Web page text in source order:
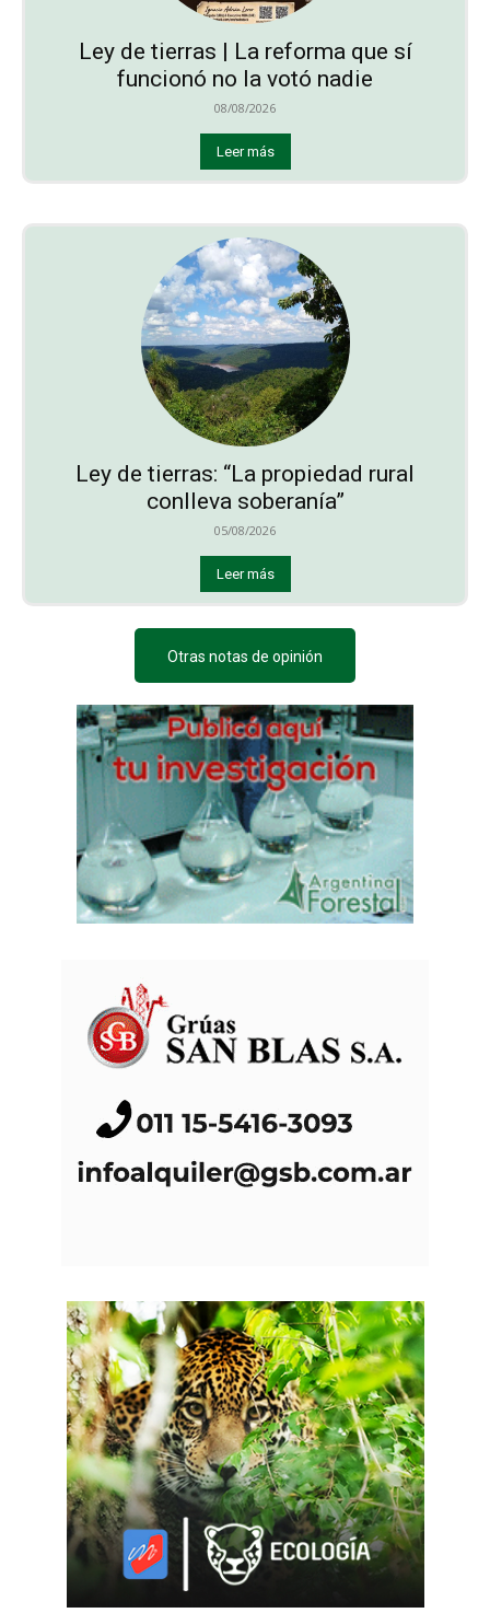
Ley de tierras | La reforma que sí
funcionó no la votó nadie
08/08/2026
Leer más
Ley de tierras: “La propiedad rural
conlleva soberanía”
05/08/2026
Leer más
Otras notas de opinión